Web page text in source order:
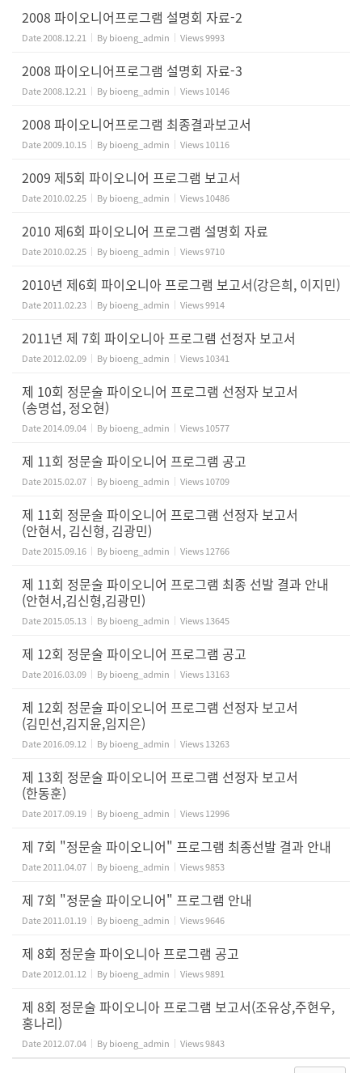
2008 파이오니어프로그램 설명회 자료-2
Date2008.12.21 Bybioeng_admin Views9993
2008 파이오니어프로그램 설명회 자료-3
Date2008.12.21 Bybioeng_admin Views10146
2008 파이오니어프로그램 최종결과보고서
Date2009.10.15 Bybioeng_admin Views10116
2009 제5회 파이오니어 프로그램 보고서
Date2010.02.25 Bybioeng_admin Views10486
2010 제6회 파이오니어 프로그램 설명회 자료
Date2010.02.25 Bybioeng_admin Views9710
2010년 제6회 파이오니아 프로그램 보고서(강은희, 이지민)
Date2011.02.23 Bybioeng_admin Views9914
2011년 제 7회 파이오니아 프로그램 선정자 보고서
Date2012.02.09 Bybioeng_admin Views10341
제 10회 정문술 파이오니어 프로그램 선정자 보고서
(송명섭, 정오현)
Date2014.09.04 Bybioeng_admin Views10577
제 11회 정문술 파이오니어 프로그램 공고
Date2015.02.07 Bybioeng_admin Views10709
제 11회 정문술 파이오니어 프로그램 선정자 보고서
(안현서, 김신형, 김광민)
Date2015.09.16 Bybioeng_admin Views12766
제 11회 정문술 파이오니어 프로그램 최종 선발 결과 안내
(안현서,김신형,김광민)
Date2015.05.13 Bybioeng_admin Views13645
제 12회 정문술 파이오니어 프로그램 공고
Date2016.03.09 Bybioeng_admin Views13163
제 12회 정문술 파이오니어 프로그램 선정자 보고서
(김민선,김지윤,임지은)
Date2016.09.12 Bybioeng_admin Views13263
제 13회 정문술 파이오니어 프로그램 선정자 보고서
(한동훈)
Date2017.09.19 Bybioeng_admin Views12996
제 7회 "정문술 파이오니어" 프로그램 최종선발 결과 안내
Date2011.04.07 Bybioeng_admin Views9853
제 7회 "정문술 파이오니어" 프로그램 안내
Date2011.01.19 Bybioeng_admin Views9646
제 8회 정문술 파이오니아 프로그램 공고
Date2012.01.12 Bybioeng_admin Views9891
제 8회 정문술 파이오니아 프로그램 보고서(조유상,주현우,
홍나리)
Date2012.07.04 Bybioeng_admin Views9843